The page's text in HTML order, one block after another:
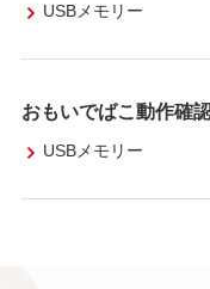
USBメモリー
おもいでばこ動作確
USBメモリー